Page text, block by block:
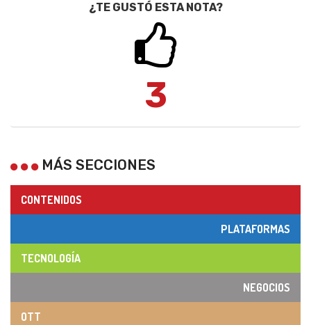
¿TE GUSTÓ ESTA NOTA?
3
MÁS SECCIONES
CONTENIDOS
PLATAFORMAS
TECNOLOGÍA
NEGOCIOS
OTT